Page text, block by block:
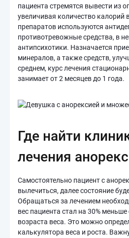
пациента стремятся вывести из
увеличивая количество калорий
препаратов используются
противотревожные средства, в
антипсихотики. Назначается
минералов, а также средств,
среднем, курс лечения
занимает от 2 месяцев до 1 года.
Где найти
лечения
Самостоятельно пациент с
вылечиться, далее состояние
Обращаться за лечением
вес пациента стал на 30%
возраста веса. Это можно
калькулятора веса и роста.